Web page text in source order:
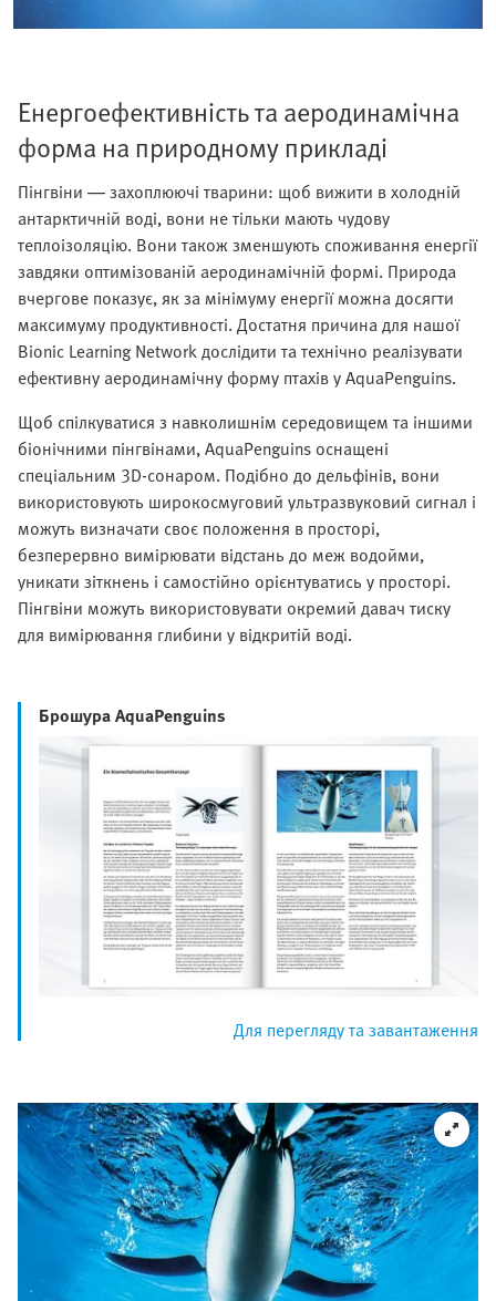
Енергоефективність та аеродинамічна
форма на природному прикладі
Пінгвіни — захоплюючі тварини: щоб вижити в холодній
антарктичній воді, вони не тільки мають чудову
теплоізоляцію. Вони також зменшують споживання енергії
завдяки оптимізованій аеродинамічній формі. Природа
вчергове показує, як за мінімуму енергії можна досягти
максимуму продуктивності. Достатня причина для нашої
Bionic Learning Network дослідити та технічно реалізувати
ефективну аеродинамічну форму птахів у AquaPenguins.
Щоб спілкуватися з навколишнім середовищем та іншими
біонічними пінгвінами, AquaPenguins оснащені
спеціальним 3D-сонаром. Подібно до дельфінів, вони
використовують широкосмуговий ультразвуковий сигнал і
можуть визначати своє положення в просторі,
безперервно вимірювати відстань до меж водойми,
уникати зіткнень і самостійно орієнтуватись у просторі.
Пінгвіни можуть використовувати окремий давач тиску
для вимірювання глибини у відкритій воді.
Брошура AquaPenguins
Для перегляду та завантаження